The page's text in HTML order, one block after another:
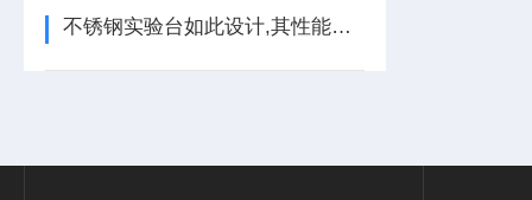
不锈钢实验台如此设计,其性能可想而知有多优异！